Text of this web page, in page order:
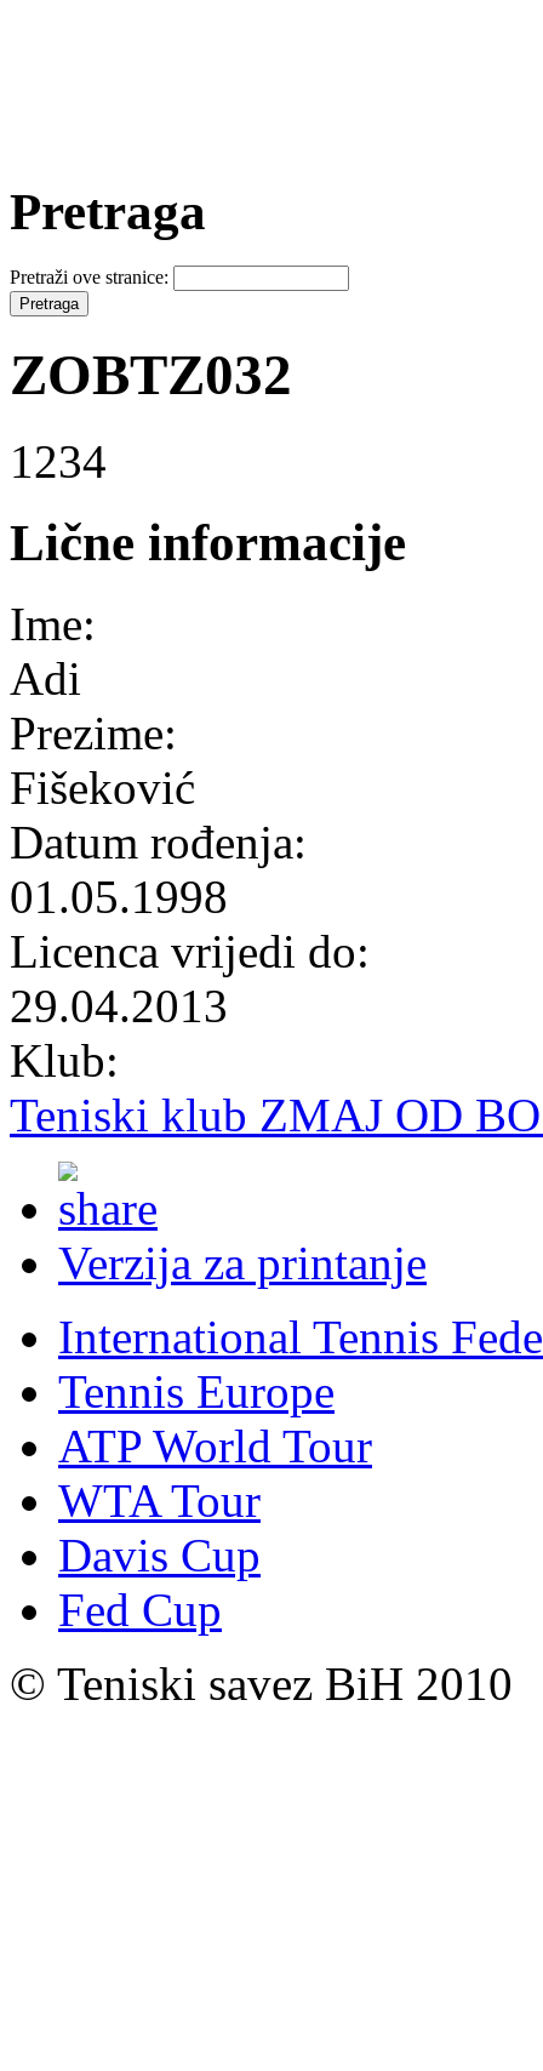
Pretraga
Pretraži ove stranice:
ZOBTZ032
1234
Lične informacije
Ime:
Adi
Prezime:
Fišeković
Datum rođenja:
01.05.1998
Licenca vrijedi do:
29.04.2013
Klub:
Teniski klub ZMAJ OD
Verzija za printanje
International Tennis
Tennis Europe
ATP World Tour
WTA Tour
Davis Cup
Fed Cup
© Teniski savez BiH 2010